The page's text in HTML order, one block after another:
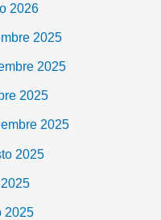
2026
2025
2025
2025
2025
2025
2025